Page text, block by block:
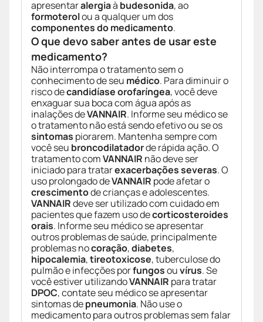
apresentaralergiaà budesonida, ao
formoterolou a qualquer um dos
componentes do medicamento.
O que devo saber antes de usar este
medicamento?
Não interrompa o tratamento sem o
conhecimento de seu médico. Para diminuir o
risco decandidíase orofaríngea, você deve
enxaguar sua boca com água após as
inalações deVANNAIR. Informe seu médico se
o tratamento não está sendo efetivo ou se os
sintomas piorarem. Mantenha sempre com
você seu broncodilatadorde rápida ação. O
tratamento comVANNAIR não deve ser
iniciado para tratarexacerbações severas. O
uso prolongado deVANNAIR pode afetar o
crescimentode crianças e adolescentes.
VANNAIRdeve ser utilizado com cuidado em
pacientes que fazem uso decorticosteroides
orais. Informe seu médico se apresentar
outros problemas de saúde, principalmente
problemas nocoração,diabetes,
hipocalemia,tireotoxicose, tuberculose do
pulmão e infecções porfungosouvírus. Se
você estiver utilizandoVANNAIR para tratar
DPOC, contate seu médico se apresentar
sintomas depneumonia. Não use o
medicamento para outros problemas sem falar